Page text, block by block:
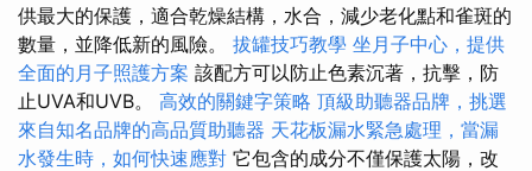
供最大的保護，適合乾燥結構，水合，減少老化點和雀斑的
數量，並降低新的風險。 拔罐技巧教學 坐月子中心，提供
全面的月子照護方案 該配方可以防止色素沉著，抗擊，防
止UVA和UVB。 高效的關鍵字策略 頂級助聽器品牌，挑選
來自知名品牌的高品質助聽器 天花板漏水緊急處理，當漏
水發生時，如何快速應對 它包含的成分不僅保護太陽，改